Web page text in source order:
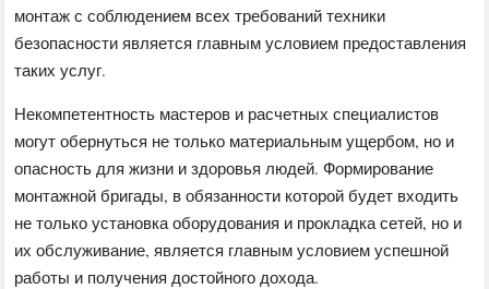
монтаж с соблюдением всех требований техники
безопасности является главным условием предоставления
таких услуг.
Некомпетентность мастеров и расчетных специалистов
могут обернуться не только материальным ущербом, но и
опасность для жизни и здоровья людей. Формирование
монтажной бригады, в обязанности которой будет входить
не только установка оборудования и прокладка сетей, но и
их обслуживание, является главным условием успешной
работы и получения достойного дохода.